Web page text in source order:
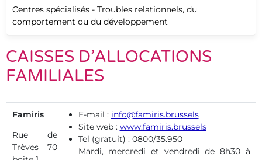
Centres spécialisés - Troubles relationnels, du
comportement ou du développement
CAISSES D’ALLOCATIONS
FAMILIALES
Famiris
Rue de
Trèves 70
E-mail : info@famiris.brussels
Site web : www.famiris.brussels
Tel (gratuit) : 0800/35.950
Mardi, mercredi et vendredi de 8h30 à